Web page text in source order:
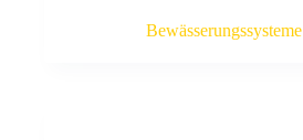
Bewässerungssysteme